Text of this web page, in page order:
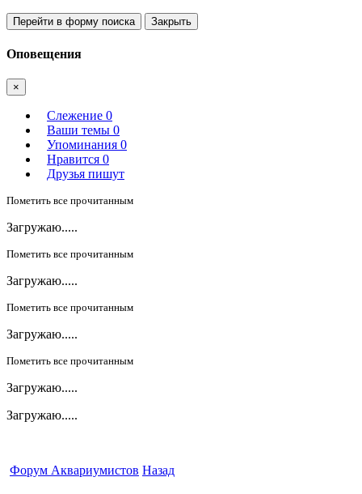
Перейти в форму поиска Закрыть
Оповещения
×
Слежение 0
Ваши темы 0
Упоминания 0
Нравится 0
Друзья пишут
Пометить все прочитанным
Загружаю.....
Пометить все прочитанным
Загружаю.....
Пометить все прочитанным
Загружаю.....
Пометить все прочитанным
Загружаю.....
Загружаю.....
Форум Аквариумистов Назад